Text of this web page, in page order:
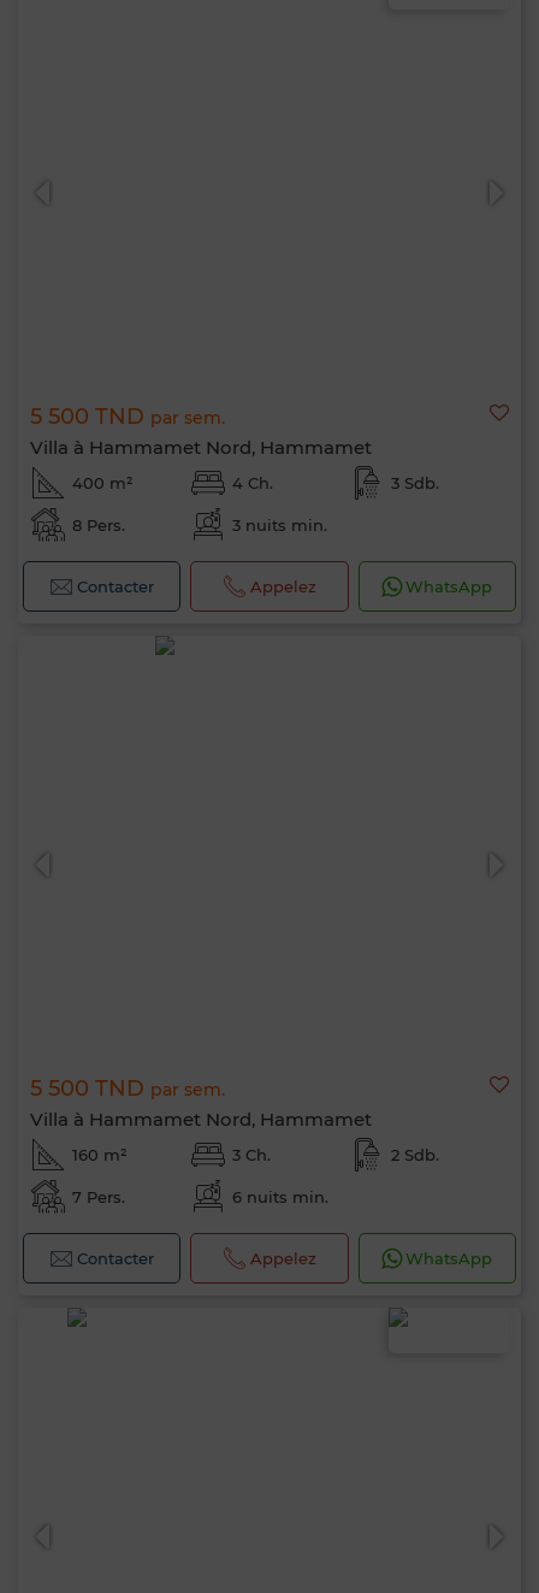
5 500 TND par sem.
Villa à Hammamet Nord, Hammamet
400 m² 4 Ch. 3 Sdb.
8 Pers. 3 nuits min.
Contacter Appelez WhatsApp
5 500 TND par sem.
Villa à Hammamet Nord, Hammamet
160 m² 3 Ch. 2 Sdb.
7 Pers. 6 nuits min.
Contacter Appelez WhatsApp